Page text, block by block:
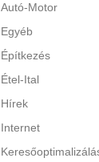
Autó-Motor
Egyéb
Építkezés
Étel-Ital
Hírek
Internet